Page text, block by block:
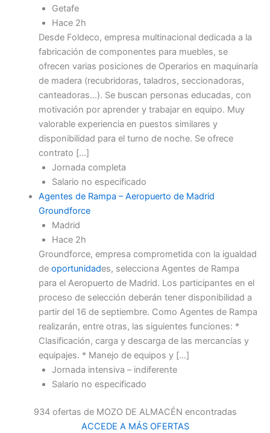
Getafe
Hace 2h
Desde Foldeco, empresa multinacional dedicada a la
fabricación de componentes para muebles, se
ofrecen varias posiciones de Operarios en maquinaría
de madera (recubridoras, taladros, seccionadoras,
canteadoras…). Se buscan personas educadas, con
motivación por aprender y trabajar en equipo. Muy
valorable experiencia en puestos similares y
disponibilidad para el turno de noche. Se ofrece
contrato […]
Jornada completa
Salario no especificado
Agentes de Rampa – Aeropuerto de Madrid
Groundforce
Madrid
Hace 2h
Groundforce, empresa comprometida con la igualdad
de oportunidades, selecciona Agentes de Rampa
para el Aeropuerto de Madrid. Los participantes en el
proceso de selección deberán tener disponibilidad a
partir del 16 de septiembre. Como Agentes de Rampa
realizarán, entre otras, las siguientes funciones: *
Clasificación, carga y descarga de las mercancías y
equipajes. * Manejo de equipos y […]
Jornada intensiva – indiferente
Salario no especificado
934 ofertas de MOZO DE ALMACÉN encontradas
ACCEDE A MÁS OFERTAS